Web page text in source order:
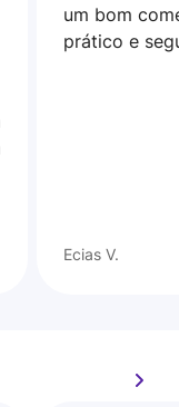
um bom
prático e
Ecias V.